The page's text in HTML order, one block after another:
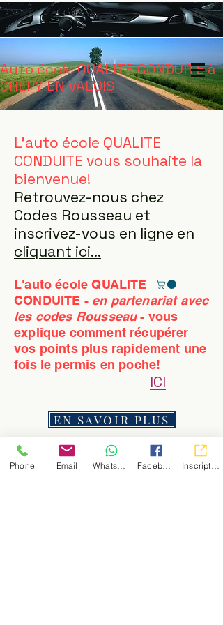
Auto école QUALITE CONDUITE à
CREPY EN VALOIS
L'auto école QUALITE
CONDUITE vous souhaite la
bienvenue!
Retrouvez-nous chez
Codes Rousseau et
inscrivez-vous en ligne en
cliquant ici...
L'auto école QUALITE
CONDUITE - en partenariat avec
les codes Rousseau- vous
explique comment récupérer
vos points plus rapidement une
fois le permis en poche!
ICI
EN SAVOIR PLUS
Phone Email